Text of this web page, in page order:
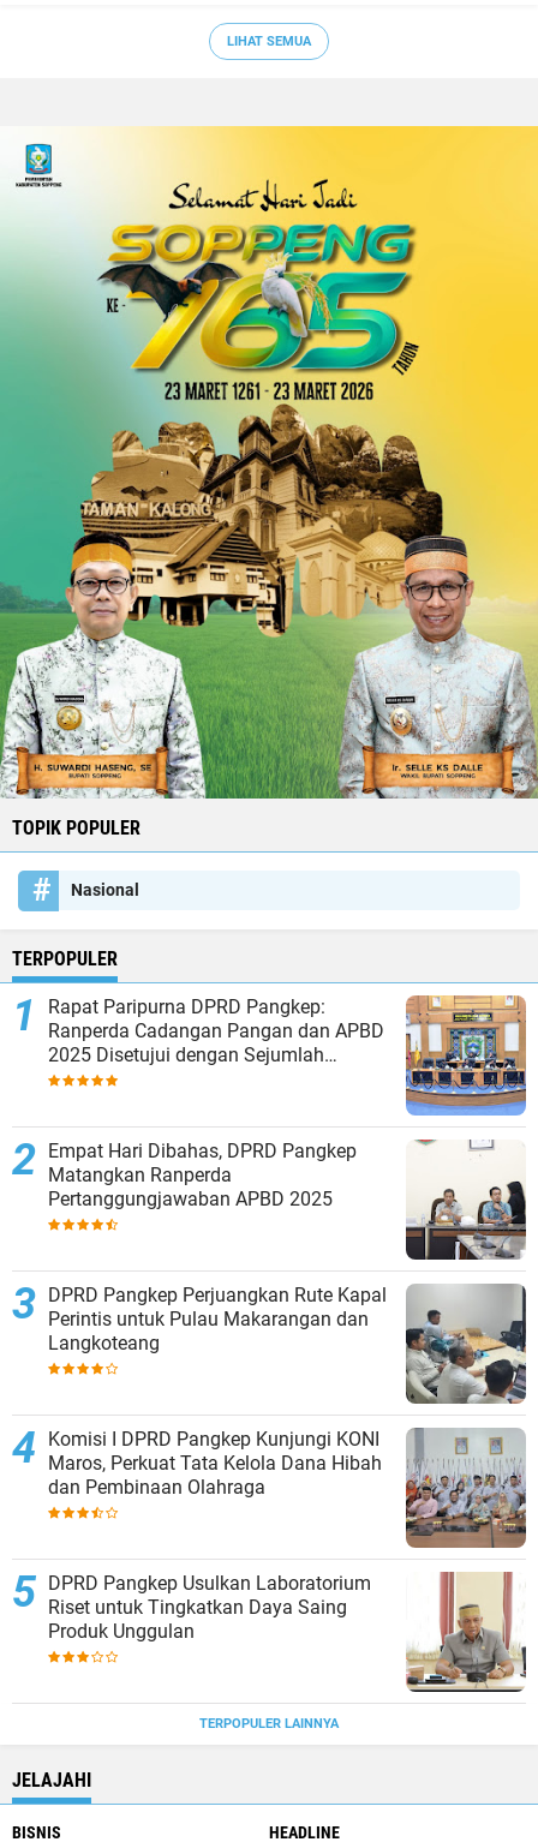
LIHAT SEMUA
TOPIK POPULER
Nasional
TERPOPULER
Rapat Paripurna DPRD Pangkep:
Ranperda Cadangan Pangan dan APBD
2025 Disetujui dengan Sejumlah
Catatan
Empat Hari Dibahas, DPRD Pangkep
Matangkan Ranperda
Pertanggungjawaban APBD 2025
DPRD Pangkep Perjuangkan Rute Kapal
Perintis untuk Pulau Makarangan dan
Langkoteang
Komisi I DPRD Pangkep Kunjungi KONI
Maros, Perkuat Tata Kelola Dana Hibah
dan Pembinaan Olahraga
DPRD Pangkep Usulkan Laboratorium
Riset untuk Tingkatkan Daya Saing
Produk Unggulan
TERPOPULER LAINNYA
JELAJAHI
BISNIS HEADLINE